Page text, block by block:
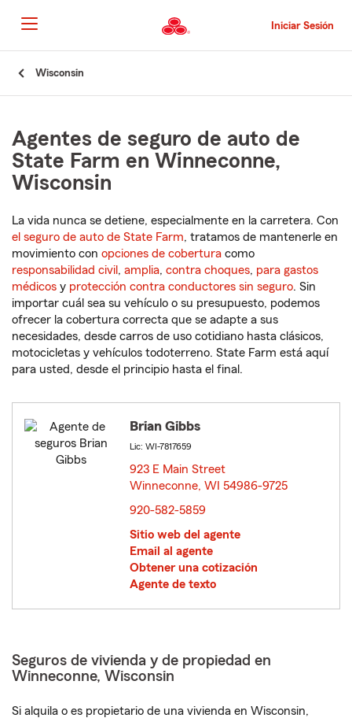
al
contenido
principal
Iniciar Sesión
Wisconsin
Agentes de seguro de auto de
State Farm en Winneconne,
Wisconsin
La vida nunca se detiene, especialmente en la carretera. Con
el seguro de auto de State Farm, tratamos de mantenerle en
movimiento con opciones de cobertura como
responsabilidad civil , amplia, contra choques, para gastos
médicos y protección contra conductores sin seguro. Sin
importar cuál sea su vehículo o su presupuesto, podemos
ofrecer la cobertura correcta que se adapte a sus
necesidades, desde carros de uso cotidiano hasta clásicos,
motocicletas y vehículos todoterreno. State Farm está aquí
para usted, desde el principio hasta el final.
Brian Gibbs
Lic: WI-7817659
923 E Main Street
Winneconne, WI 54986-9725
920-582-5859
Sitio web del agente
Email al agente
Obtener una cotización
Agente de texto
Seguros de vivienda y de propiedad en
Winneconne, Wisconsin
Si alquila o es propietario de una vivienda en Wisconsin,